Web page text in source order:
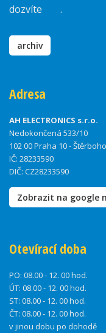
dozvíte
.
archiv
Adresa
AH ELECTRONICS s.r.o.
Nedokončená 533/10
102 00 Praha 10 -
IČ: 28233590
DIČ: CZ28233590
Zobrazit na google
Otevírací doba
PO: 08.00 - 12. 00 hod.
ÚT: 08.00 - 12. 00 hod.
ST: 08.00 - 12. 00 hod.
ČT: 08.00 - 12. 00 hod.
v jinou dobu po dohodě